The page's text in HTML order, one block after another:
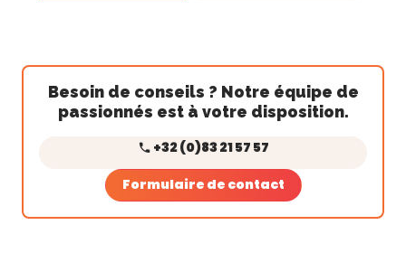
Besoin de conseils ? Notre équipe de
passionnés est à votre disposition.
+32 (0)83 21 57 57
Formulaire de contact